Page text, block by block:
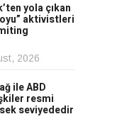
yola çıkan
aktivistleri
2026
ile ABD
resmi
seviyededir